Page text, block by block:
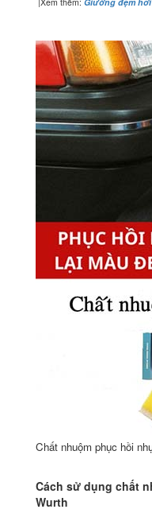
Chất nhuộm phục hồi
Cách sử dụng chất
Wurth